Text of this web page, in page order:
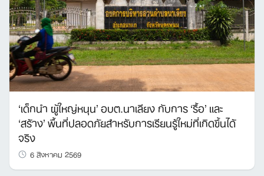
Search
for:
‘เด็กนำ ผู้ใหญ่หนุน’ อบต.นาเลียง กับการ ‘รื้อ’ และ
‘สร้าง’ พื้นที่ปลอดภัยสำหรับการเรียนรู้ใหม่ที่เกิดขึ้นได้
จริง
6 สิงหาคม 2569